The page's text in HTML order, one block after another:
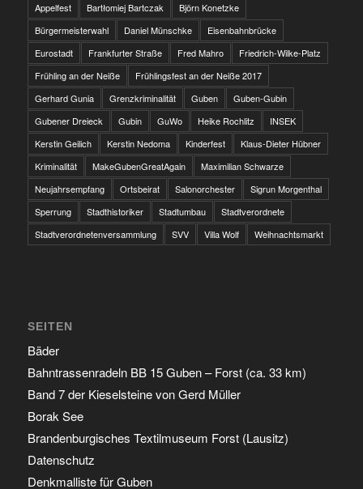
Appelfest
Bartłomiej Bartczak
Björn Konetzke
Bürgermeisterwahl
Daniel Münschke
Eisenbahnbrücke
Eurostadt
Frankfurter Straße Fred Mahro
Friedrich-Wilke-Platz
Frühling an der Neiße
Frühlingsfest an der Neiße 2017
Gerhard Gunia
Grenzkriminalität Guben
Guben-Gubin
Gubener Dreieck
Gubin GuWo Heike Rochlitz
INSEK
Kerstin Geilich
Kerstin Nedoma Kinderfest
Klaus-Dieter Hübner
Kriminalität
MakeGubenGreatAgain
Maximilian Schwarze
Neujahrsempfang
Ortsbeirat Salonorchester
Sigrun Morgenthal
Sperrung
Stadthistoriker Stadtumbau
Stadtverordnete
Stadtverordnetenversammlung
SVV Villa Wolf Weihnachtsmarkt
SEITEN
Bäder
Bahntrassenradeln BB 15 Guben – Forst (ca. 33 km)
Band 7 der Kieselsteine von Gerd Müller
Borak See
Brandenburgisches Textilmuseum Forst (Lausitz)
Datenschutz
Denkmalliste für Guben